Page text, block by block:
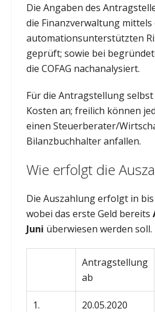
Die Angaben des
die Finanzverwaltung mittels
automationsunterstützten
geprüft; sowie bei
die COFAG nachanalysiert.
Für die Antragstellung
Kosten an; freilich können
einen Steuerberater/
Bilanzbuchhalter anfallen.
Wie erfolgt die
Die Auszahlung erfolgt in
wobei das erste Geld bereits
Juni überwiesen werden soll.
Antragstellung
ab
1.
20.05.2020